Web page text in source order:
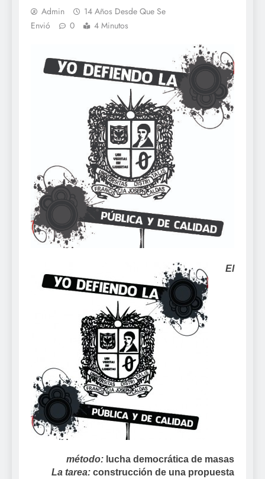
Admin
14 Años Desde Que Se
Envió
0 4 Minutos
El
método: lucha democrática de masas
La tarea: construcción de una propuesta